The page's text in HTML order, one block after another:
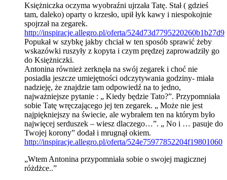
Księżniczka oczyma wyobraźni ujrzała Tatę. Stał ( gdzieś
tam, daleko) oparty o krzesło, upił łyk kawy i niespokojnie
spojrzał na zegarek.
http://inspiracje.allegro.pl/oferta/524d73d7795220260b1b27d9
Popukał w szybkę jakby chciał w ten sposób sprawić żeby
wskazówki ruszyły z kopyta i czym prędzej zaprowadziły go
do Księżniczki.
Antonina również zerknęła na swój zegarek i choć nie
posiadła jeszcze umiejętności odczytywania godziny- miała
nadzieję, że znajdzie tam odpowiedź na to jedno,
najważniejsze pytanie : „ Kiedy będzie Tato?”. Przypomniała
sobie Tatę wręczającego jej ten zegarek. „ Może nie jest
najpiękniejszy na świecie, ale wybrałem ten na którym było
najwięcej serduszek – wiesz dlaczego…”. „ No i … pasuje do
Twojej korony” dodał i mrugnął okiem.
http://inspiracje.allegro.pl/oferta/524e75977852204f19801060
„Wtem Antonina przypomniała sobie o swojej magicznej
różdżce..”